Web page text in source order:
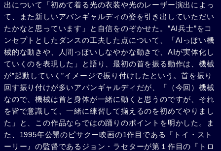
出について「初めて着る光の衣装や光のレーザー演出によっ
て、また新しいアバンギャルディの姿を引き出していただい
たかなと思っています」と自信をのぞかせた。”AI兵士”をコ
ンセプトとしたダンスの工夫した点について、「AIっぽい機
械的な動きや、人間っぽいしなやかな動きで、AIが実体化し
ていくのを表現した」と語り、最初の首を振る動作は、機械
が”起動していく”イメージで振り付けしたという。首を振り
回す振り付けが多いアバンギャルディだが、「（今回）機械
なので、機械は首と身体が一緒に動くと思うのですが、それ
を皆で意識して、一緒に練習して揃えるのを初めてやりまし
た」と、この作品ならではの踊りのポイントを明かした。ま
た、1995年公開のピサクー映画の1作目である『トイ・スト
ーリー』の監督であるジョン・ラセターが第１作目の『トロ